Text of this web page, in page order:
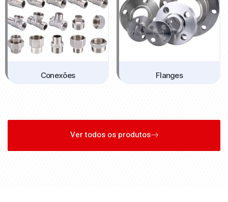
Conexões Flanges
Ver todos os produtos